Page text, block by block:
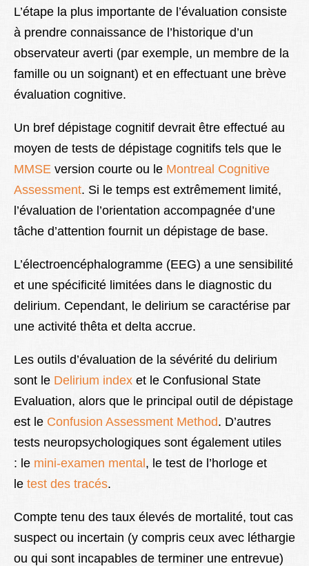
L’étape la plus importante de l’évaluation consiste
à prendre connaissance de l’historique d’un
observateur averti (par exemple, un membre de la
famille ou un soignant) et en effectuant une brève
évaluation cognitive.
Un bref dépistage cognitif devrait être effectué au
moyen de tests de dépistage cognitifs tels que le
MMSE version courte ou le Montreal Cognitive
Assessment. Si le temps est extrêmement limité,
l’évaluation de l’orientation accompagnée d’une
tâche d’attention fournit un dépistage de base.
L’électroencéphalogramme (EEG) a une sensibilité
et une spécificité limitées dans le diagnostic du
delirium. Cependant, le delirium se caractérise par
une activité thêta et delta accrue.
Les outils d’évaluation de la sévérité du delirium
sont le Delirium index et le Confusional State
Evaluation, alors que le principal outil de dépistage
est le Confusion Assessment Method. D’autres
tests neuropsychologiques sont également utiles
: le mini-examen mental , le test de l’horloge et
le test des tracés.
Compte tenu des taux élevés de mortalité, tout cas
suspect ou incertain (y compris ceux avec léthargie
ou qui sont incapables de terminer une entrevue)